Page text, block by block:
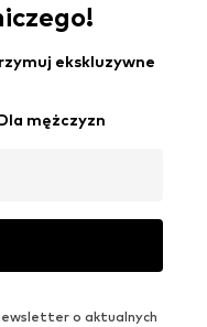
ekskluzywne
mężczyzn
o aktualnych